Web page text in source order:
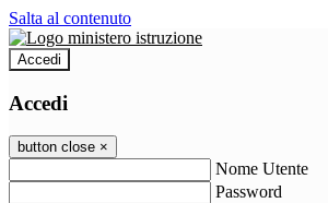
Salta al contenuto
Accedi
Accedi
button close ×
Nome Utente
Password